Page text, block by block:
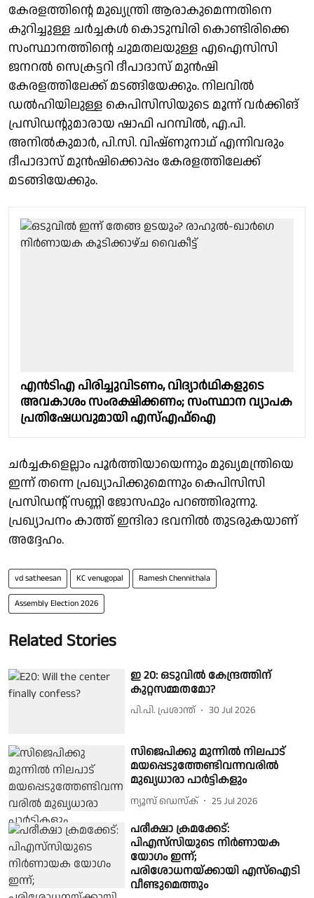
കേരളത്തിൻ്റെ മുഖ്യന്ത്രി ആരാകുമെന്നതിനെ
കുറിച്ചുള്ള ചർച്ചകൾ കൊടുമ്പിരി കൊണ്ടിരിക്കെ
സംസ്ഥാനത്തിൻ്റെ ചുമതലയുള്ള എഐസിസി
ജനറൽ സെക്രട്ടറി ദീപാദാസ് മുൻഷി
കേരളത്തിലേക്ക് മടങ്ങിയേക്കും. നിലവിൽ
ഡൽഹിയിലുള്ള കെപിസിസിയുടെ മൂന്ന് വർക്കിങ്
പ്രസിഡൻ്റുമാരായ ഷാഫി പറമ്പിൽ, എ.പി.
അനിൽകുമാർ, പി.സി. വിഷ്ണുനാഥ് എന്നിവരും
ദീപാദാസ് മുൻഷിക്കൊപ്പം കേരളത്തിലേക്ക്
മടങ്ങിയേക്കും.
എന്‍ടിഎ പിരിച്ചുവിടണം, വിദ്യാര്‍ഥികളുടെ
അവകാശം സംരക്ഷിക്കണം; സംസ്ഥാന വ്യാപക
പ്രതിഷേധവുമായി എസ്എഫ്‌ഐ
ചർച്ചകളെല്ലാം പൂർത്തിയായെന്നും മുഖ്യമന്ത്രിയെ
ഇന്ന് തന്നെ പ്രഖ്യാപിക്കുമെന്നും കെപിസിസി
പ്രസിഡൻ്റ് സണ്ണി ജോസഫും പറഞ്ഞിരുന്നു.
പ്രഖ്യാപനം കാത്ത് ഇന്ദിരാ ഭവനിൽ തുടരുകയാണ്
അദ്ദേഹം.
vd satheesan KC venugopal Ramesh Chennithala
Assembly Election 2026
Related Stories
ഇ 20: ഒടുവിൽ കേന്ദ്രത്തിന്
കുറ്റസമ്മത​മോ?
പി.പി. പ്രശാന്ത് 30 Jul 2026
സിജെപിക്കു മുന്നില്‍ നിലപാട്
മയപ്പെടുത്തേണ്ടിവന്നവരില്‍
മുഖ്യധാരാ പാര്‍ട്ടികളും
ന്യൂസ് ഡെസ്ക് 25 Jul 2026
പരീക്ഷാ ക്രമക്കേട്:
പിഎസ്‍സിയുടെ നിര്‍ണായക
യോഗം ഇന്ന്;
പരിശോധനയ്ക്കായി എസ്ഐടി
വീണ്ടുമെത്തും